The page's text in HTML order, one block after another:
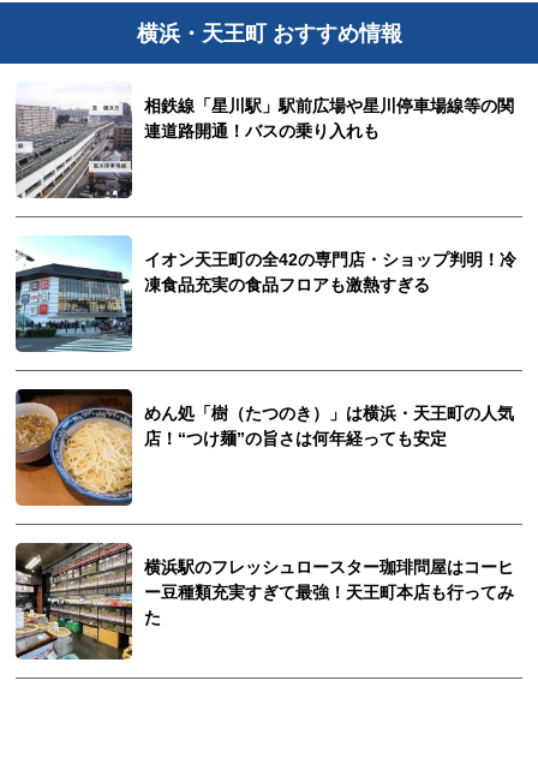
横浜・天王町 おすすめ情報
相鉄線「星川駅」駅前広場や星川停車場線等の関
連道路開通！バスの乗り入れも
イオン天王町の全42の専門店・ショップ判明！冷
凍食品充実の食品フロアも激熱すぎる
めん処「樹（たつのき）」は横浜・天王町の人気
店！“つけ麺”の旨さは何年経っても安定
横浜駅のフレッシュロースター珈琲問屋はコーヒ
ー豆種類充実すぎて最強！天王町本店も行ってみ
た